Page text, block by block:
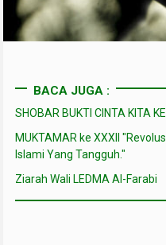
BACA JUGA :
SHOBAR BUKTI CINTA KITA
MUKTAMAR ke XXXII
Islami Yang Tangguh."
Ziarah Wali LEDMA Al-Farabi